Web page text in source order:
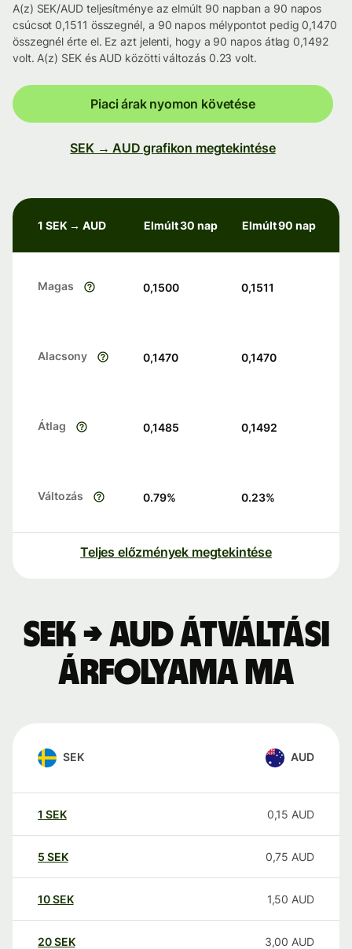
A(z) SEK/AUD teljesítménye az elmúlt 90 napban a 90 napos
csúcsot 0,1511 összegnél, a 90 napos mélypontot pedig 0,1470
összegnél érte el. Ez azt jelenti, hogy a 90 napos átlag 0,1492
volt. A(z) SEK és AUD közötti változás 0.23 volt.
Piaci árak nyomon követése
SEK → AUD grafikon megtekintése
1 SEK → AUD Elmúlt 30 nap Elmúlt 90 nap
Magas 0,1500 0,1511
Alacsony 0,1470 0,1470
Átlag 0,1485 0,1492
Változás 0.79% 0.23%
Teljes előzmények megtekintése
SEK → AUD átváltási
árfolyama ma
SEK AUD
1 SEK 0,15 AUD
5 SEK 0,75 AUD
10SEK 1,50 AUD
20SEK 3,00 AUD